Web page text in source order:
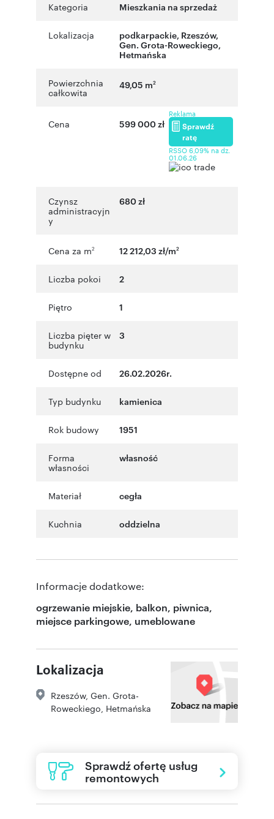
Kategoria Mieszkania na sprzedaż
Lokalizacja podkarpackie, Rzeszów,
Gen. Grota-Roweckiego,
Hetmańska
Powierzchnia
całkowita
49,05 m2
Cena 599 000 zł
Reklama
Sprawdź
ratę
RSSO 6,09% na dz.
01.06.26
Czynsz
administracyjn
y
680 zł
Cena za m2 12 212,03 zł/m2
Liczba pokoi 2
Piętro 1
Liczba pięter w
budynku
3
Dostępne od 26.02.2026r.
Typ budynku kamienica
Rok budowy 1951
Forma
własności
własność
Materiał cegła
Kuchnia oddzielna
Informacje dodatkowe:
ogrzewanie miejskie, balkon, piwnica,
miejsce parkingowe, umeblowane
Lokalizacja
Rzeszów, Gen. Grota-
Roweckiego Hetmańska
Sprawdź ofertę usług
remontowych